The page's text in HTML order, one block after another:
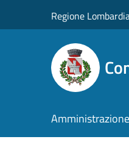
Regione
Amministrazione